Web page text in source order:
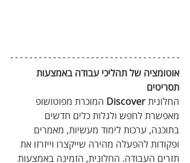
אוטומציה של תהליכי עבודה באמצעות
תסריטים
החלונית Discover המוכרת מפוטושופ
מאפשרת לחפש ולגלות כלים חדשים
בתוכנה, ערכות לימוד מעשיות, מאמרים
ופקודות להפעלה מהירה שייקצרו וייזרזו את
תזרים העבודה. החלונית, הזמינה באמצעות